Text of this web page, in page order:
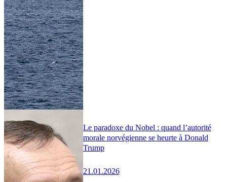
Le paradoxe du Nobel : quand l’autorité
morale norvégienne se heurte à Donald
Trump
21.01.2026